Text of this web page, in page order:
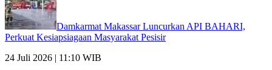
Damkarmat Makassar Luncurkan API BAHARI,
Perkuat Kesiapsiagaan Masyarakat Pesisir
24 Juli 2026 | 11:10 WIB